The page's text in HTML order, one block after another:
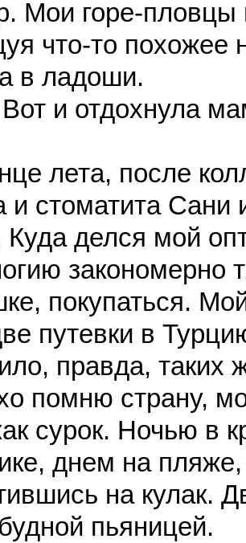
Мои горе-
что-то похожее
в ладоши.
и отдохнула
лета, после
стоматита Сани
Куда делся мой
закономерно
покупаться.
путевки в
правда, таких
помню страну,
сурок. Ночью в
днем на
на кулак.
пьяницей.